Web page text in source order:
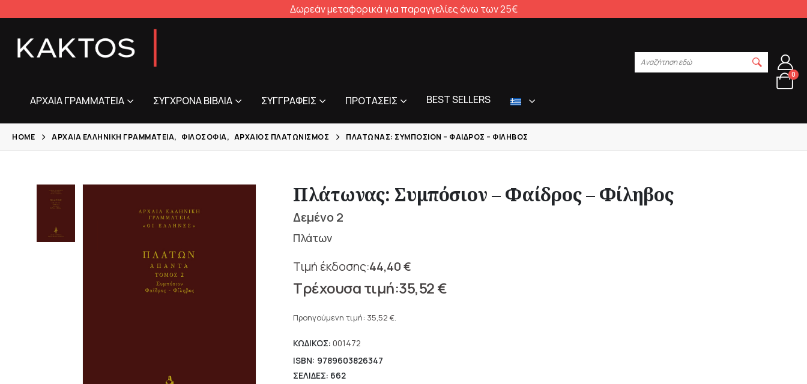
Δωρεάν μεταφορικά για παραγγελίες άνω των 25€
ΑΡΧΑΊΑ ΓΡΑΜΜΑΤΕΊΑ ΣΎΓΧΡΟΝΑ ΒΙΒΛΊΑ ΣΥΓΓΡΑΦΕΊΣ ΠΡΟΤΆΣΕΙΣ BEST SELLERS
Αναζήτηση εδώ
0
HOME ΑΡΧΑΊΑ ΕΛΛΗΝΙΚΉ ΓΡΑΜΜΑΤΕΊΑ, ΦΙΛΟΣΟΦΊΑ, ΑΡΧΑΊΟΣ ΠΛΑΤΩΝΙΣΜΌΣ ΠΛΆΤΩΝΑΣ: ΣΥΜΠΌΣΙΟΝ – ΦΑΊΔΡΟΣ – ΦΊΛΗΒΟΣ
Πλάτωνας: Συμπόσιον – Φαίδρος – Φίληβος
Δεμένο 2
Πλάτων
44,40€
Original
price
was:
44,40 €.
35,52€
τρέχουσα
είναι:
35,52 €.
Προηγούμενη τιμή: 35,52 €.
ΚΩΔΙΚΟΣ: 001472
ISBN: 9789603826347
ΣΕΛΙΔΕΣ: 662